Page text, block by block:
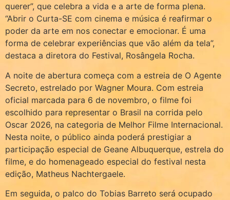
querer”, que celebra a vida e a arte de forma plena.
“Abrir o Curta-SE com cinema e música é reafirmar o
poder da arte em nos conectar e emocionar. É uma
forma de celebrar experiências que vão além da tela”,
destaca a diretora do Festival, Rosângela Rocha.
A noite de abertura começa com a estreia de O Agente
Secreto, estrelado por Wagner Moura. Com estreia
oficial marcada para 6 de novembro, o filme foi
escolhido para representar o Brasil na corrida pelo
Oscar 2026, na categoria de Melhor Filme Internacional.
Nesta noite, o público ainda poderá prestigiar a
participação especial de Geane Albuquerque, estrela do
filme, e do homenageado especial do festival nesta
edição, Matheus Nachtergaele.
Em seguida, o palco do Tobias Barreto será ocupado